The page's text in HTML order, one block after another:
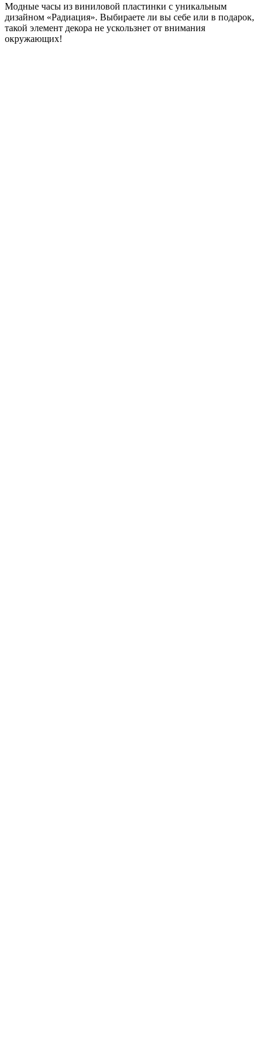
Модные часы из виниловой пластинки с уникальным
дизайном «Радиация». Выбираете ли вы себе или в подарок,
такой элемент декора не ускользнет от внимания
окружающих!